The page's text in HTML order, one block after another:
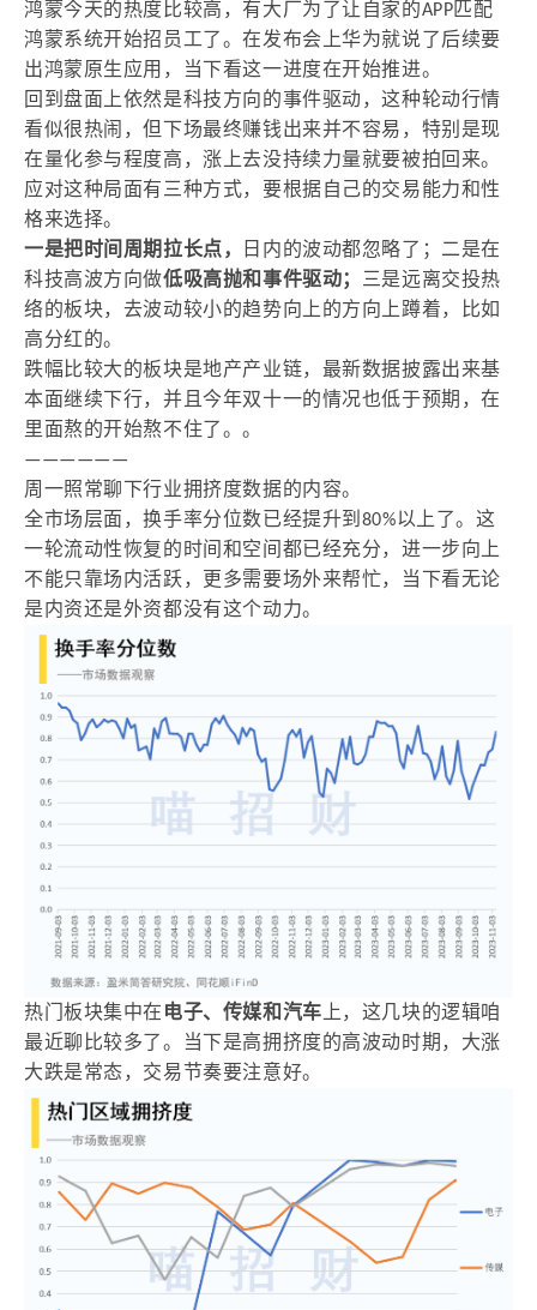
鸿蒙今天的热度比较高，有大厂为了让自家的APP匹配
鸿蒙系统开始招员工了。在发布会上华为就说了后续要
出鸿蒙原生应用，当下看这一进度在开始推进。
回到盘面上依然是科技方向的事件驱动，这种轮动行情
看似很热闹，但下场最终赚钱出来并不容易，特别是现
在量化参与程度高，涨上去没持续力量就要被拍回来。
应对这种局面有三种方式，要根据自己的交易能力和性
格来选择。
一是把时间周期拉长点，
日内的波动都忽略了；二是在
科技高波方向做低吸高抛和事件驱动； 三是远离交投热
络的板块，去波动较小的趋势向上的方向上蹲着，比如
高分红的。
跌幅比较大的板块是地产产业链，最新数据披露出来基
本面继续下行，并且今年双十一的情况也低于预期，在
里面熬的开始熬不住了。。
——————
周一照常聊下行业拥挤度数据的内容。
全市场层面，换手率分位数已经提升到80%以上了。这
一轮流动性恢复的时间和空间都已经充分，进一步向上
不能只靠场内活跃，更多需要场外来帮忙，当下看无论
是内资还是外资都没有这个动力。
热门板块集中在 电子、传媒和汽车上，这几块的逻辑咱
最近聊比较多了。当下是高拥挤度的高波动时期，大涨
大跌是常态，交易节奏要注意好。